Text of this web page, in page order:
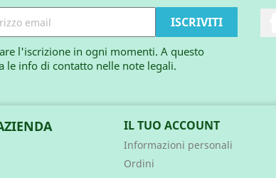
l'iscrizione in ogni momenti. A questo
le info di contatto nelle note legali.
IL TUO ACCOUNT
Informazioni personali
Ordini